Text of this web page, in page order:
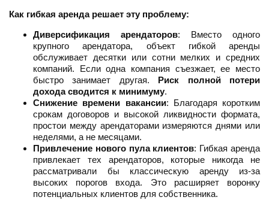
Как гибкая аренда решает эту проблему:
Диверсификация арендаторов: Вместо одного
крупного арендатора, объект гибкой аренды
обслуживает десятки или сотни мелких и средних
компаний. Если одна компания съезжает, ее место
быстро занимает другая. Риск полной потери
дохода сводится к минимуму.
Снижение времени вакансии: Благодаря коротким
срокам договоров и высокой ликвидности формата,
простои между арендаторами измеряются днями или
неделями, а не месяцами.
Привлечение нового пула клиентов: Гибкая аренда
привлекает тех арендаторов, которые никогда не
рассматривали бы классическую аренду из-за
высоких порогов входа. Это расширяет воронку
потенциальных клиентов для собственника.